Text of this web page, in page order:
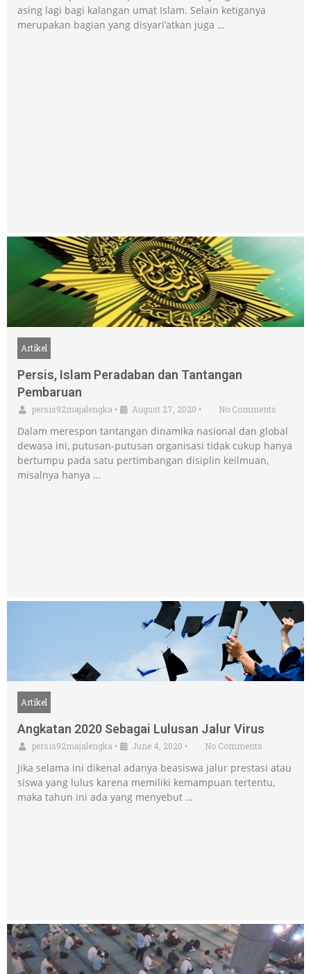
asing lagi bagi kalangan umat Islam. Selain ketiganya
merupakan bagian yang disyari’atkan juga …
Artikel
Persis, Islam Peradaban dan Tantangan
Pembaruan
persis92majalengka • August 27, 2020 • No Comments
Dalam merespon tantangan dinamika nasional dan global
dewasa ini, putusan-putusan organisasi tidak cukup hanya
bertumpu pada satu pertimbangan disiplin keilmuan,
misalnya hanya …
Artikel
Angkatan 2020 Sebagai Lulusan Jalur Virus
persis92majalengka • June 4, 2020 • No Comments
Jika selama ini dikenal adanya beasiswa jalur prestasi atau
siswa yang lulus karena memiliki kemampuan tertentu,
maka tahun ini ada yang menyebut …